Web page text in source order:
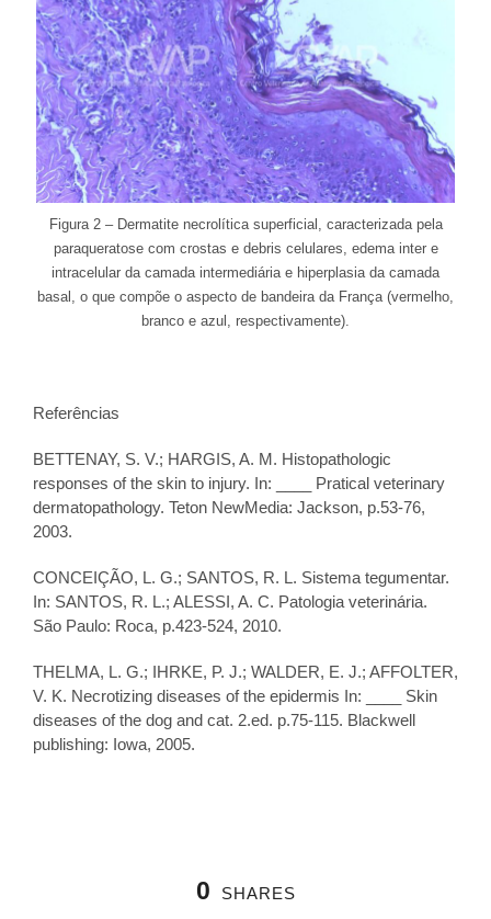
Figura 2 – Dermatite necrolítica superficial, caracterizada pela
paraqueratose com crostas e debris celulares, edema inter e
intracelular da camada intermediária e hiperplasia da camada
basal, o que compõe o aspecto de bandeira da França (vermelho,
branco e azul, respectivamente).
Referências
BETTENAY, S. V.; HARGIS, A. M. Histopathologic
responses of the skin to injury. In: ____ Pratical veterinary
dermatopathology. Teton NewMedia: Jackson, p.53-76,
2003.
CONCEIÇÃO, L. G.; SANTOS, R. L. Sistema tegumentar.
In: SANTOS, R. L.; ALESSI, A. C. Patologia veterinária.
São Paulo: Roca, p.423-524, 2010.
THELMA, L. G.; IHRKE, P. J.; WALDER, E. J.; AFFOLTER,
V. K. Necrotizing diseases of the epidermis In: ____ Skin
diseases of the dog and cat. 2.ed. p.75-115. Blackwell
publishing: Iowa, 2005.
0 SHARES